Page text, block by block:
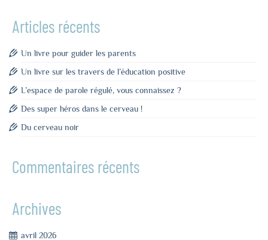
Articles récents
Un livre pour guider les parents
Un livre sur les travers de l’éducation positive
L’espace de parole régulé, vous connaissez ?
Des super héros dans le cerveau !
Du cerveau noir
Commentaires récents
Archives
avril 2026